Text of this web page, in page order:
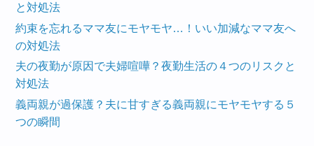
と対処法
約束を忘れるママ友にモヤモヤ…！いい加減なママ友へ
の対処法
夫の夜勤が原因で夫婦喧嘩？夜勤生活の４つのリスクと
対処法
義両親が過保護？夫に甘すぎる義両親にモヤモヤする５
つの瞬間